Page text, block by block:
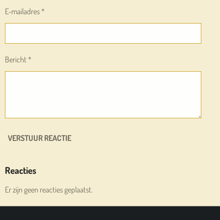
E-mailadres *
Bericht *
VERSTUUR REACTIE
Reacties
Er zijn geen reacties geplaatst.